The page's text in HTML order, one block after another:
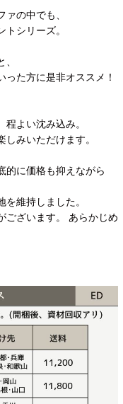
の中でも、
シリーズ。
た方に是非オススメ！
よい沈み込み。
みいただけます。
的に価格も抑えながら
維持しました。
ございます。 あらかじめ